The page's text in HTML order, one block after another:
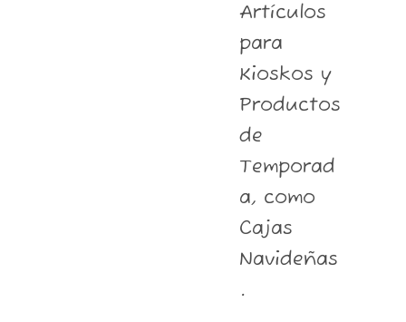
Artículos
para
Kioskos y
Productos
de
Temporad
a, como
Cajas
Navideñas
.